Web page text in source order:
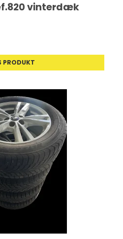
vinterdæk
PRODUKT